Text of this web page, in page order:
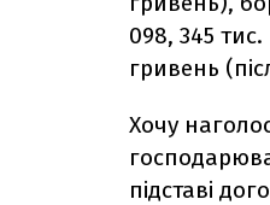
098, 345
гривень
Хочу
підставі